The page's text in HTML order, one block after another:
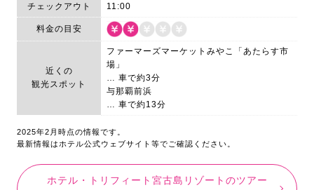
チェックアウト 11:00
料金の目安
近くの
観光スポット
ファーマーズマーケットみやこ「あたらす市
場」
… 車で約3分
与那覇前浜
… 車で約13分
2025年2月時点の情報です。
最新情報はホテル公式ウェブサイト等でご確認ください。
ホテル・トリフィート宮古島リゾートのツアー